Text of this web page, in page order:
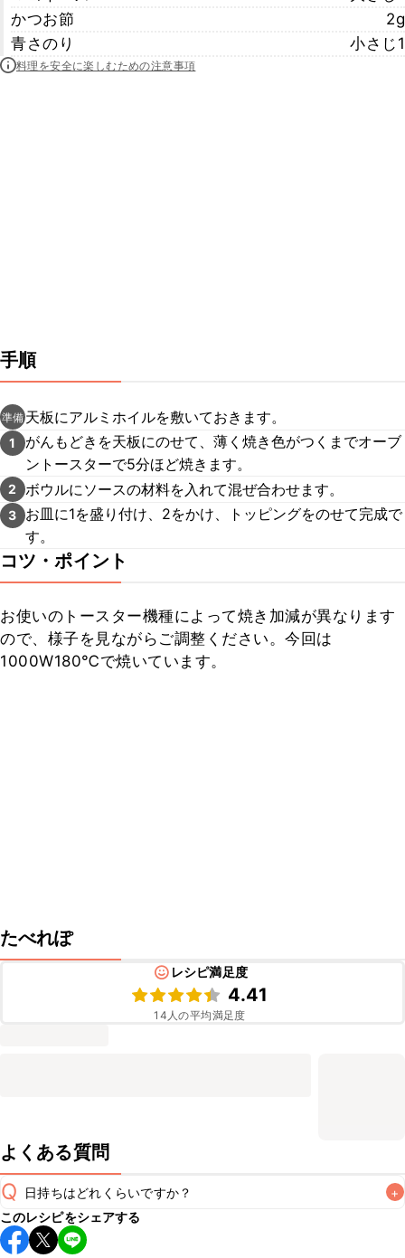
かつお節
2g
青さのり
小さじ1
料理を安全に楽しむための注意事項
手順
準備 天板にアルミホイルを敷いておきます。
1
がんもどきを天板にのせて、薄く焼き色がつくまでオーブ
ントースターで5分ほど焼きます。
2 ボウルにソースの材料を入れて混ぜ合わせます。
3
お皿に1を盛り付け、2をかけ、トッピングをのせて完成で
す。
コツ・ポイント
お使いのトースター機種によって焼き加減が異なります
ので、様子を見ながらご調整ください。今回は
1000W180℃で焼いています。
たべれぽ
レシピ満足度
4.41
14 人の平均満足度
よくある質問
Q 日持ちはどれくらいですか？ +
保存期間は冷蔵で翌日中が目安です。なるべくお早めにお召
し上がりください。
このレシピをシェアする